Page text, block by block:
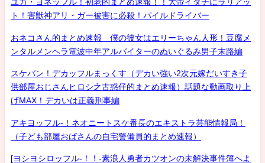
ユカ・ヨネッフル！初老的まとめ速報！！大帝イタチにラリアッ
ト！害獣神アリ・ガー被害に必殺！パイルドライバー
おネコさん的まとめ速報 僕の彼女はエリーちゃん人形！豆腐メ
ンタルメンヘラ電波中年アルバイターのぬいぐるみ男子末路編
スケバン！デカッフルまっくす（デカい強い2次元嫁だいすき子
供部屋おじさんヒロシ之古惑仔的まとめ速報）話題な動画取り上
げMAX！デカいは正義刑事編
アキヨッフル-！ネオニートスケ番長のエキストラ芸能情報局！
（子ども部屋おばさんの自宅警備員的まとめ速報）
[ヨシヨシロッフル-！！-素浪人勇者カツオンの未解決事件簿へよ